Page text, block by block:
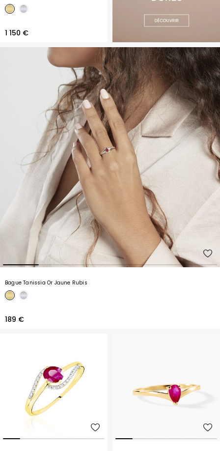
1 150 €
Bague Tanissia Or Jaune Rubis
189 €